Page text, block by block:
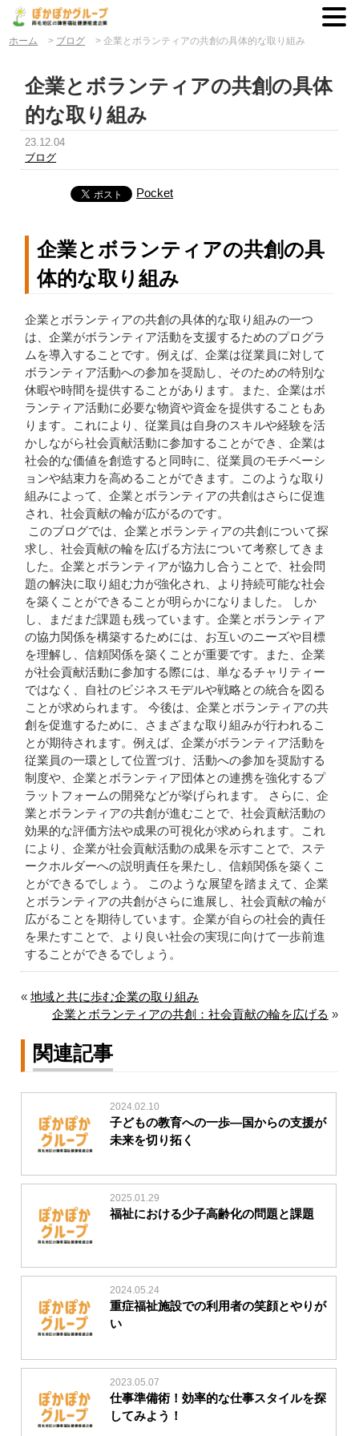
ホーム > ブログ >企業とボランティアの共創の具体的な取り組み
企業とボランティアの共創の具体
的な取り組み
23.12.04
ブログ
Pocket
企業とボランティアの共創の具
体的な取り組み
企業とボランティアの共創の具体的な取り組みの一つ
は、企業がボランティア活動を支援するためのプログラ
ムを導入することです。例えば、企業は従業員に対して
ボランティア活動への参加を奨励し、そのための特別な
休暇や時間を提供することがあります。また、企業はボ
ランティア活動に必要な物資や資金を提供することもあ
ります。これにより、従業員は自身のスキルや経験を活
かしながら社会貢献活動に参加することができ、企業は
社会的な価値を創造すると同時に、従業員のモチベーシ
ョンや結束力を高めることができます。このような取り
組みによって、企業とボランティアの共創はさらに促進
され、社会貢献の輪が広がるのです。
このブログでは、企業とボランティアの共創について探
求し、社会貢献の輪を広げる方法について考察してきま
した。企業とボランティアが協力し合うことで、社会問
題の解決に取り組む力が強化され、より持続可能な社会
を築くことができることが明らかになりました。 しか
し、まだまだ課題も残っています。企業とボランティア
の協力関係を構築するためには、お互いのニーズや目標
を理解し、信頼関係を築くことが重要です。また、企業
が社会貢献活動に参加する際には、単なるチャリティー
ではなく、自社のビジネスモデルや戦略との統合を図る
ことが求められます。 今後は、企業とボランティアの共
創を促進するために、さまざまな取り組みが行われるこ
とが期待されます。例えば、企業がボランティア活動を
従業員の一環として位置づけ、活動への参加を奨励する
制度や、企業とボランティア団体との連携を強化するプ
ラットフォームの開発などが挙げられます。 さらに、企
業とボランティアの共創が進むことで、社会貢献活動の
効果的な評価方法や成果の可視化が求められます。これ
により、企業が社会貢献活動の成果を示すことで、ステ
ークホルダーへの説明責任を果たし、信頼関係を築くこ
とができるでしょう。 このような展望を踏まえて、企業
とボランティアの共創がさらに進展し、社会貢献の輪が
広がることを期待しています。企業が自らの社会的責任
を果たすことで、より良い社会の実現に向けて一歩前進
することができるでしょう。
«地域と共に歩む企業の取り組み
企業とボランティアの共創：社会貢献の輪を広げる »
関連記事
2024.02.10
子どもの教育への一歩―国からの支援が
未来を切り拓く
2025.01.29
福祉における少子高齢化の問題と課題
2024.05.24
重症福祉施設での利用者の笑顔とやりが
い
2023.05.07
仕事準備術！効率的な仕事スタイルを探
してみよう！